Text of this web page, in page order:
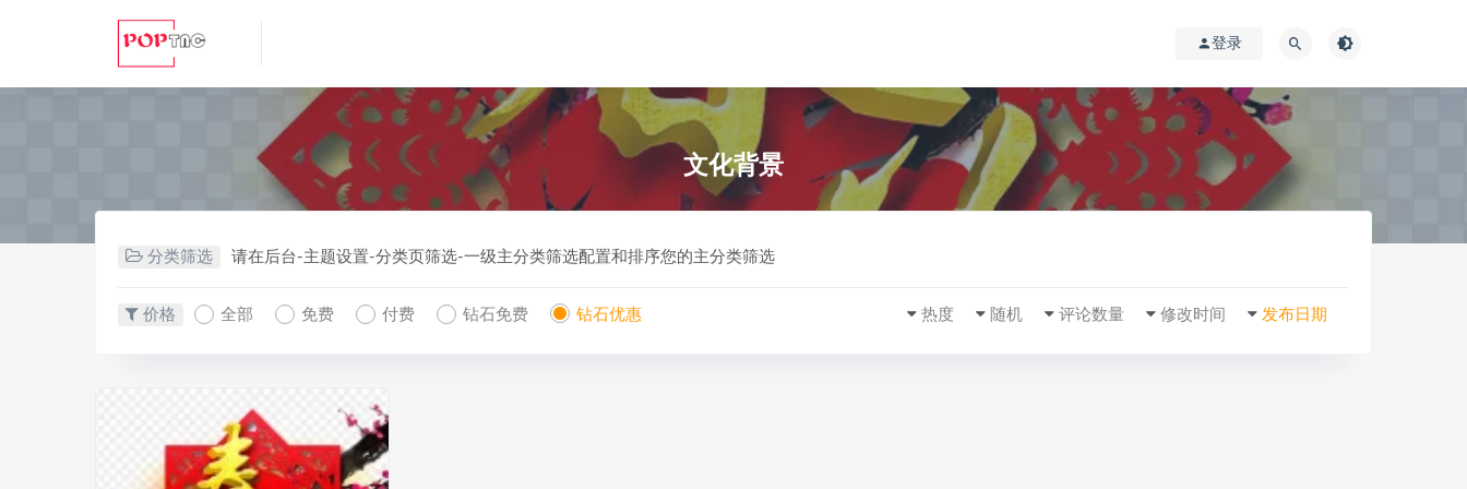
登录
文化背景
分类筛选 请在后台-主题设置-分类页筛选-一级主分类筛选配置和排序您的主分类筛选
价格 全部 免费 付费 钻石免费 钻石优惠 发布日期
修改时间
评论数量
随机
热度